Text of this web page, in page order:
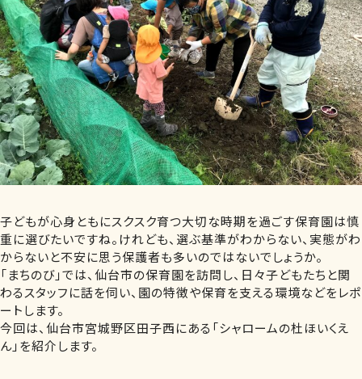
子どもが心身ともにスクスク育つ大切な時期を過ごす保育園は慎
重に選びたいですね。けれども、選ぶ基準がわからない、実態がわ
からないと不安に思う保護者も多いのではないでしょうか。
「まちのび」では、仙台市の保育園を訪問し、日々子どもたちと関
わるスタッフに話を伺い、園の特徴や保育を支える環境などをレポ
ートします。
今回は、仙台市宮城野区田子西にある「シャロームの杜ほいくえ
ん」を紹介します。